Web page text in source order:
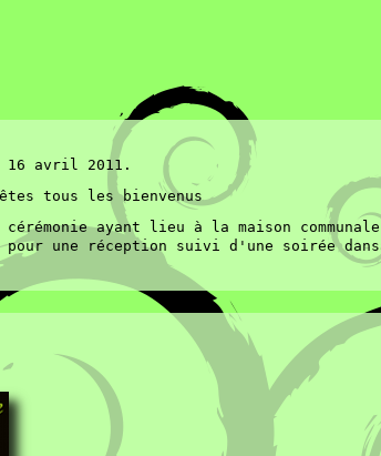
avril 2011.
tous les bienvenus
ayant lieu à la maison
une réception suivi d'une soirée